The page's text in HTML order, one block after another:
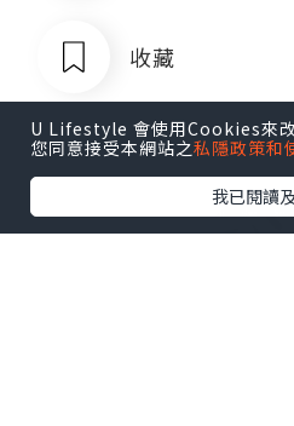
收藏
U Lifestyle 會使用Cookies來
您同意接受本網站之私隱政策和
我已閱讀